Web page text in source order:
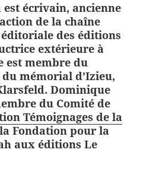
écrivain, ancienne
de la chaîne
des éditions
extérieure à
est membre du
mémorial d’Izieu,
Dominique
du Comité de
Témoignages de la
Fondation pour la
aux éditions Le